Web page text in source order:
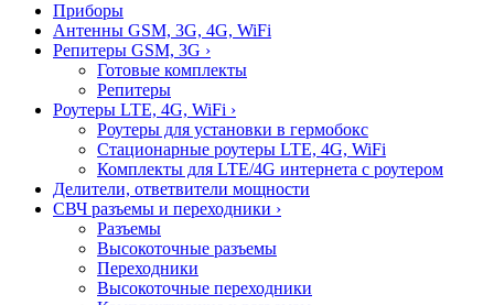
Приборы
Антенны GSM, 3G, 4G, WiFi
Репитеры GSM, 3G ›
Готовые комплекты
Репитеры
Роутеры LTE, 4G, WiFi ›
Роутеры для установки в гермобокс
Стационарные роутеры LTE, 4G, WiFi
Комплекты для LTE/4G интернета с роутером
Делители, ответвители мощности
СВЧ разъемы и переходники ›
Разъемы
Высокоточные разъемы
Переходники
Высокоточные переходники